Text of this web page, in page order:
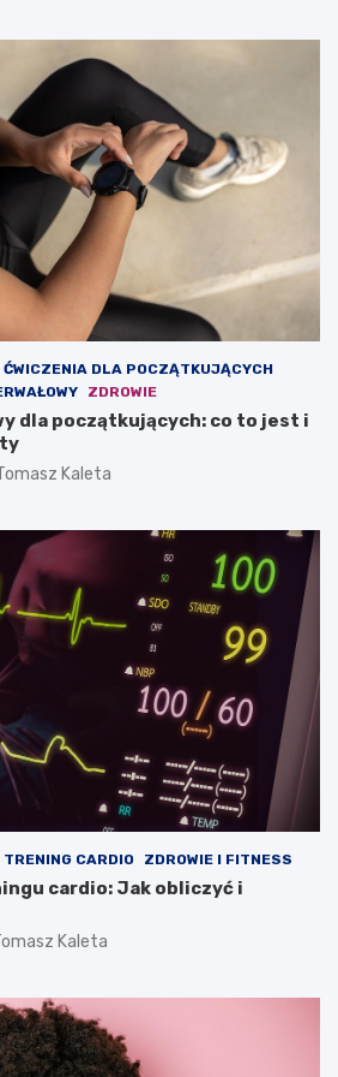
ĆWICZENIA DLA POCZĄTKUJĄCYCH
ZDROWIE
dla początkujących: co to jest i
Kaleta
TRENING CARDIO ZDROWIE I FITNESS
cardio: Jak obliczyć i
Kaleta